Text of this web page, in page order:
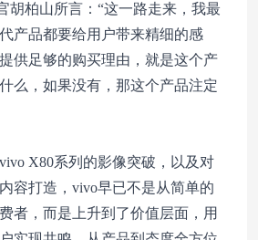
胡柏山所言：“这一路走来，我最
产品都要给用户带来精细的感
供足够的购买理由，就是这个产
么，如果没有，那这个产品注定
X80系列的影像突破，以及对
容打造，vivo早已不是从简单的
者，而是上升到了价值层面，用